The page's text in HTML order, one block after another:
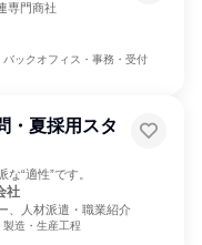
専門商社
バックオフィス・事務・受付
・夏採用スタ
“適性”です。
社
、人材派遣・職業紹介
製造・生産工程